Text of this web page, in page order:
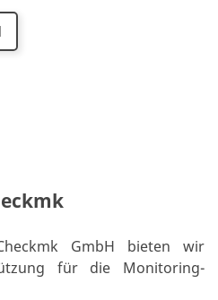
GmbH bieten wir
für die Monitoring-